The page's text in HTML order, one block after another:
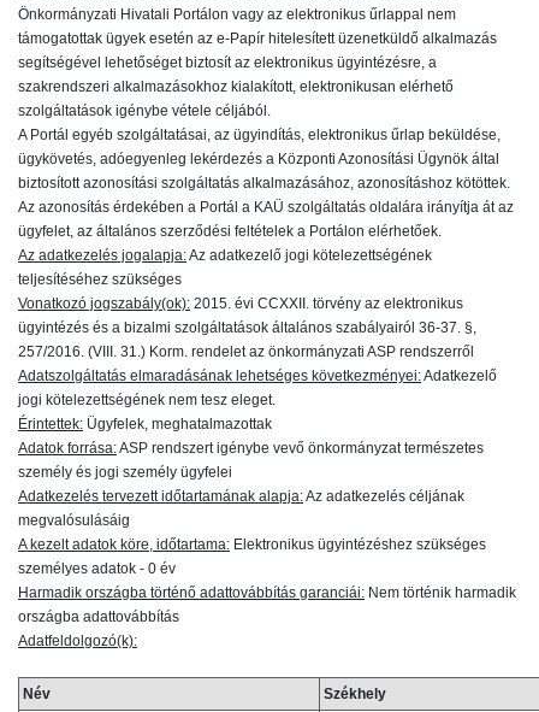
Önkormányzati Hivatali Portálon vagy az elektronikus űrlappal nem
támogatottak ügyek esetén az e-Papír hitelesített üzenetküldő alkalmazás
segítségével lehetőséget biztosít az elektronikus ügyintézésre, a
szakrendszeri alkalmazásokhoz kialakított, elektronikusan elérhető
szolgáltatások igénybe vétele céljából.
A Portál egyéb szolgáltatásai, az ügyindítás, elektronikus űrlap beküldése,
ügykövetés, adóegyenleg lekérdezés a Központi Azonosítási Ügynök által
biztosított azonosítási szolgáltatás alkalmazásához, azonosításhoz kötöttek.
Az azonosítás érdekében a Portál a KAÜ szolgáltatás oldalára irányítja át az
ügyfelet, az általános szerződési feltételek a Portálon elérhetőek.
Az adatkezelés jogalapja:Az adatkezelő jogi kötelezettségének
teljesítéséhez szükséges
Vonatkozó jogszabály(ok): 2015. évi CCXXII. törvény az elektronikus
ügyintézés és a bizalmi szolgáltatások általános szabályairól 36-37. §,
257/2016. (VIII. 31.) Korm. rendelet az önkormányzati ASP rendszerről
Adatszolgáltatás elmaradásának lehetséges következményei:Adatkezelő
jogi kötelezettségének nem tesz eleget.
Érintettek: Ügyfelek, meghatalmazottak
Adatok forrása:ASP rendszert igénybe vevő önkormányzat természetes
személy és jogi személy ügyfelei
Adatkezelés tervezett időtartamának alapja:Az adatkezelés céljának
megvalósulásáig
A kezelt adatok köre, időtartama: Elektronikus ügyintézéshez szükséges
személyes adatok - 0 év
Harmadik országba történő adattovábbítás garanciái: Nem történik harmadik
országba adattovábbítás
Adatfeldolgozó(k):
Név
Székhely